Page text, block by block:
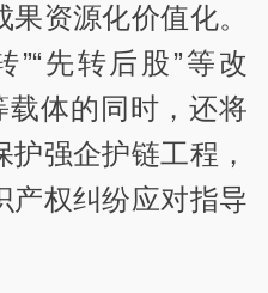
资源化价值化。
”“先转后股”等改
载体的同时，还将
强企护链工程，
产权纠纷应对指导